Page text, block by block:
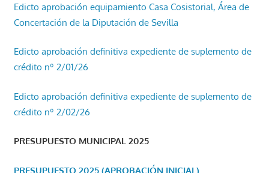
Edicto aprobación equipamiento Casa Cosistorial, Área de
Concertación de la Diputación de Sevilla
Edicto aprobación definitiva expediente de suplemento de
crédito nº 2/01/26
Edicto aprobación definitiva expediente de suplemento de
crédito nº 2/02/26
PRESUPUESTO MUNICIPAL 2025
PRESUPUESTO 2025 (APROBACIÓN INICIAL)